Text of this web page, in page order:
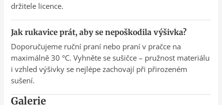
držitele licence.
Jak rukavice prát, aby se nepoškodila výšivka?
Doporučujeme ruční praní nebo praní v pračce na
maximálně 30 °C. Vyhněte se sušičce – pružnost materiálu
i vzhled výšivky se nejlépe zachovají při přirozeném
sušení.
Galerie